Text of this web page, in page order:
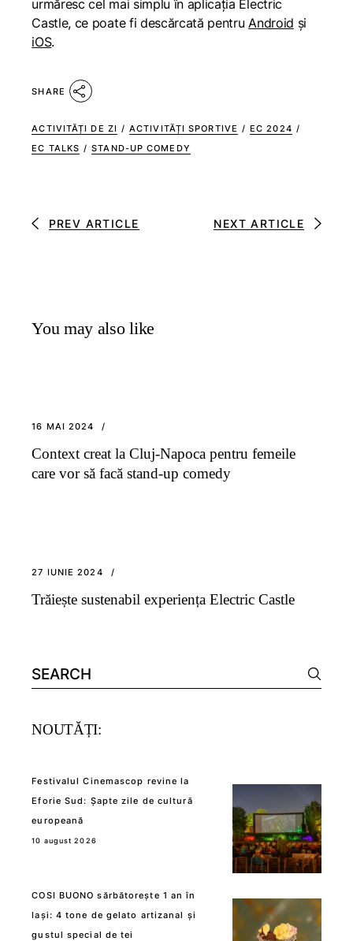
urmăresc cel mai simplu în aplicația Electric
Castle, ce poate fi descărcată pentruAndroid și
iOS.
SHARE
ACTIVITĂȚI DE ZI / ACTIVITĂȚI SPORTIVE / EC 2024 /
EC TALKS / STAND-UP COMEDY
PREV ARTICLE NEXT ARTICLE
You may also like
16 MAI 2024
Context creat la Cluj-Napoca pentru femeile
care vor să facă stand-up comedy
27 IUNIE 2024
Trăiește sustenabil experiența Electric Castle
Search
for:
NOUTĂȚI:
Festivalul Cinemascop revine la
Eforie Sud: Șapte zile de cultură
europeană
10 august 2026
COSI BUONO sărbătorește 1 an în
Iași: 4 tone de gelato artizanal și
gustul special de tei